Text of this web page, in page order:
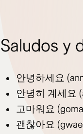
Saludos y
안녕하세요
안녕히 계세요
고마워요
괜찮아요